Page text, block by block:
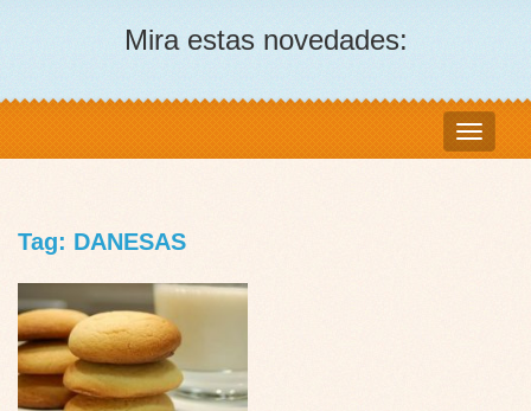
Mira estas novedades:
Tag: DANESAS